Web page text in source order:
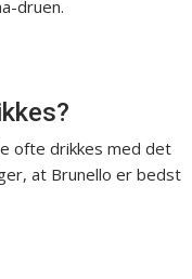
druen.
ofte drikkes med det
at Brunello er bedst